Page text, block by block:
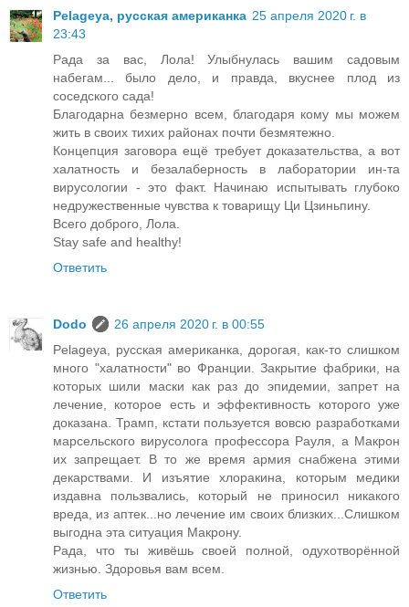
Pelageya, русская американка 25 апреля 2020 г. в
23:43
Рада за вас, Лола! Улыбнулась вашим садовым
набегам... было дело, и правда, вкуснее плод из
соседского сада!
Благодарна безмерно всем, благодаря кому мы можем
жить в своих тихих районах почти безмятежно.
Концепция заговора ещё требует доказательства, а вот
халатность и безалаберность в лаборатории ин-та
вирусологии - это факт. Начинаю испытывать глубоко
недружественные чувства к товарищу Ци Цзиньпину.
Всего доброго, Лола.
Stay safe and healthy!
Ответить
Dodo
26 апреля 2020 г. в 00:55
Pelageya, русская американка, дорогая, как-то слишком
много "халатности" во Франции. Закрытие фабрики, на
которых шили маски как раз до эпидемии, запрет на
лечение, которое есть и эффективность которого уже
доказана. Трамп, кстати пользуется вовсю разработками
марсельского вирусолога профессора Рауля, а Макрон
их запрещает. В то же время армия снабжена этими
декарствами. И изъятие хлоракина, которым медики
издавна пользвались, который не приносил никакого
вреда, из аптек...но лечение им своих близких...Слишком
выгодна эта ситуация Макрону.
Рада, что ты живёшь своей полной, одухотворённой
жизнью. Здоровья вам всем.
Ответить